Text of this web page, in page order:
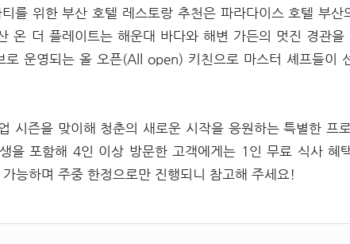
를 위한 부산 호텔 레스토랑 추천은 파라다이스 호텔 부산
온 더 플레이트는 해운대 바다와 해변 가든의 멋진 경관
로 운영되는 올 오픈(All open) 키친으로 마스터 셰프들이
시즌을 맞이해 청춘의 새로운 시작을 응원하는 특별한 프
을 포함해 4인 이상 방문한 고객에게는 1인 무료 식사 혜
능하며 주중 한정으로만 진행되니 참고해 주세요!